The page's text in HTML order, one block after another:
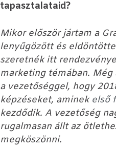
tapasztalataid?
Mikor először jártam a
lenyűgözött és
szeretnék itt
marketing témában.
a vezetőséggel, hogy
képzéseket, aminek első
kezdődik. A vezetőség
rugalmasan állt az
megköszönni.